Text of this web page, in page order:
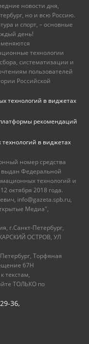
новости дня,
но и всю Россию.
и спорт, – основные
день!
технологии
систематизации и
пользователей
Российской
технологий в виджетах
рекомендаций
в виджетах
номер средства
Федеральной
технологий и
октября 2018 года.
info@gazeta.spb.ru,
Медиа",
г.Санкт-Петербург,
ОСТРОВ, УЛ
Торфяная
67Н
текстам,
ТОЛЬКО по
36,